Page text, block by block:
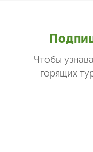
Чтобы
горящих